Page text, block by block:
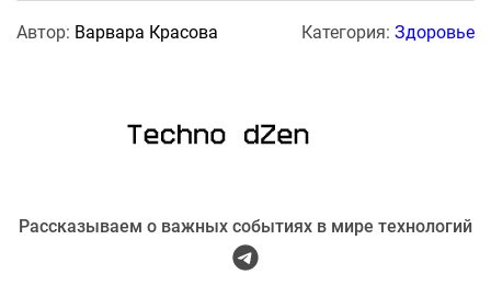
Автор: Варвара Красова Категория: Здоровье
Рассказываем о важных событиях в мире технологий